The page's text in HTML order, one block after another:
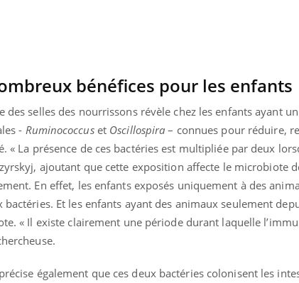
bénéfices pour les enfants
des selles des nourrissons révèle chez les enfants ayant
- Ruminococcuset Oscillospira– connues pour réduire,
« La présence de ces bactéries est multipliée par deux
ajoutant que cette exposition affecte le microbiote
En effet, les enfants exposés uniquement à des
bactéries. Et les enfants ayant des animaux seulement
« Il existe clairement une période durant laquelle
également que ces deux bactéries colonisent les